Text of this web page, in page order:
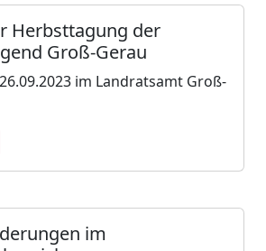
Herbsttagung der
Groß-Gerau
im Landratsamt Groß-
im